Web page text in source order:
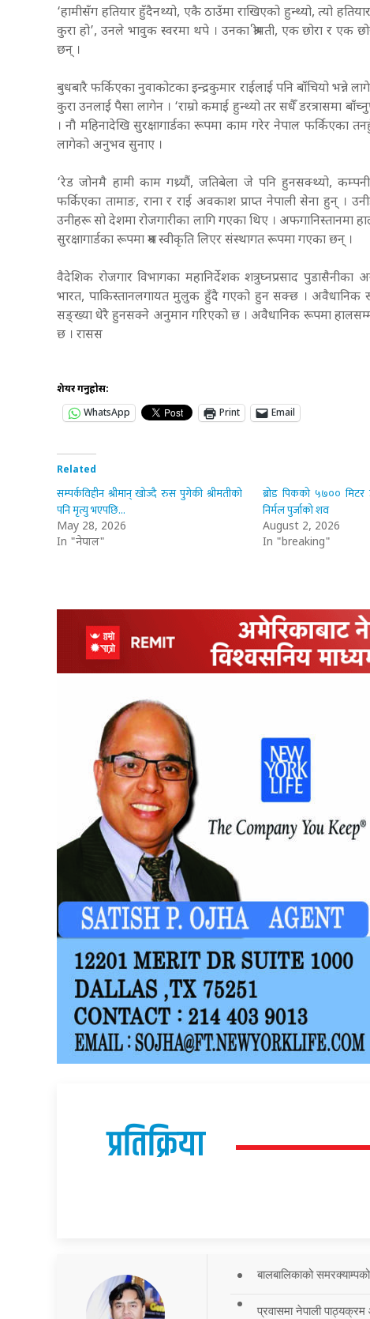
‘हामीसँग हतियार हुँदैनथ्यो, एकै ठाउँमा राखिएको हुन्थ्यो, त्यो
कुरा हो’, उनले भावुक स्वरमा थपे । उनका श्रीमती, एक छोरा र एक
छन् ।
बुधबारै फर्किएका नुवाकोटका इन्द्रकुमार राईलाई पनि बाँचियो भन्ने
कुरा उनलाई पैसा लागेन । ‘राम्रो कमाई हुन्थ्यो तर सधैँ डरत्रासमा
। नौ महिनादेखि सुरक्षागार्डका रूपमा काम गरेर नेपाल फर्किएका
लागेको अनुभव सुनाए ।
‘रेड जोनमै हामी काम गथ्र्यौं, जतिबेला जे पनि हुनसक्थ्यो,
फर्किएका तामाङ, राना र राई अवकाश प्राप्त नेपाली सेना हुन्
उनीहरू सो देशमा रोजगारीका लागि गएका थिए । अफगानिस्तानमा
सुरक्षागार्डका रूपमा श्रम स्वीकृति लिएर संस्थागत रूपमा गएका छन् ।
वैदेशिक रोजगार विभागका महानिर्देशक शत्रुघ्नप्रसाद
भारत, पाकिस्तानलगायत मुलुक हुँदै गएको हुन सक्छ । अवैधानिक
सङ्ख्या धेरै हुनसक्ने अनुमान गरिएको छ । अवैधानिक रूपमा
छ । रासस
शेयर गर्नुहोस:
WhatsApp
Print Email
Related
सम्पर्कविहीन श्रीमान् खोज्दै रुस पुगेकी श्रीमतीको
पनि मृत्यु भएपछि…
May 28, 2026
In "नेपाल"
ब्रोड पिकको ५७०० मिटर
निर्मल पुर्जाको शव
August 2, 2026
In "breaking"
प्रतिक्रिया
बालबालिकाको समरक्याम्पको
प्रवासमा नेपाली पाठ्यक्रम